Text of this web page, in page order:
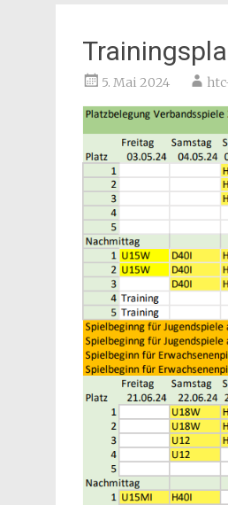
5. Mai 2024